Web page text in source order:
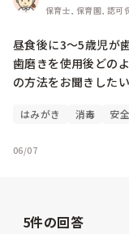
保育士, 保育園, 認可
昼食後に3〜5歳児が
歯磨きを使用後どの
の方法をお聞きしたい
はみがき 消毒 安全
06/07
5件の回答